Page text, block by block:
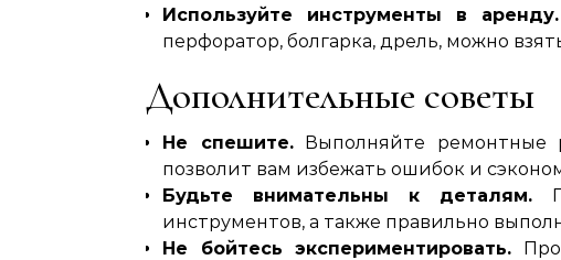
Используйте инструменты в аренду.
перфоратор‚ болгарка‚ дрель‚ можно
Дополнительные советы
Не спешите.Выполняйте ремонтные
позволит вам избежать ошибок и
Будьте внимательны к деталям.
инструментов‚ а также правильно
Не бойтесь экспериментировать.